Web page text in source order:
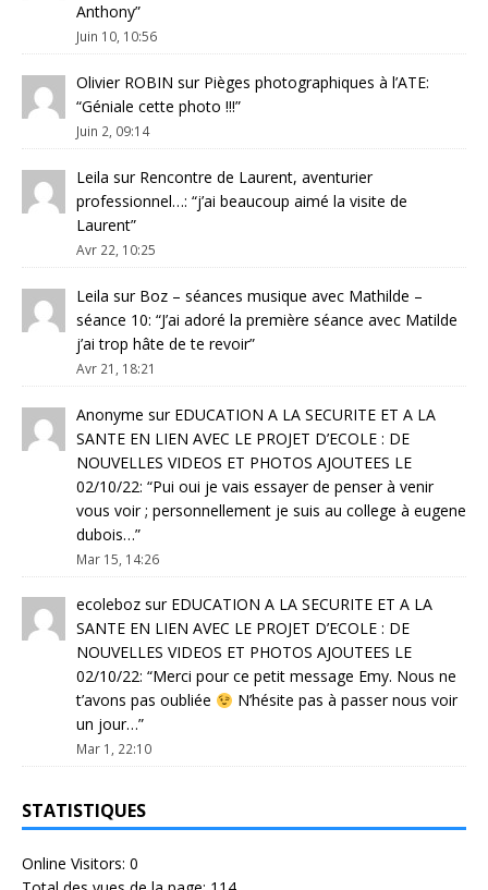
Anthony”
Juin 10, 10:56
Olivier ROBIN sur Pièges photographiques à l’ATE:
“Géniale cette photo !!!”
Juin 2, 09:14
Leila sur Rencontre de Laurent, aventurier
professionnel…: “j’ai beaucoup aimé la visite de
Laurent”
Avr 22, 10:25
Leila sur Boz – séances musique avec Mathilde –
séance 10: “J’ai adoré la première séance avec Matilde
j’ai trop hâte de te revoir”
Avr 21, 18:21
Anonyme sur EDUCATION A LA SECURITE ET A LA
SANTE EN LIEN AVEC LE PROJET D’ECOLE : DE
NOUVELLES VIDEOS ET PHOTOS AJOUTEES LE
02/10/22: “Pui oui je vais essayer de penser à venir
vous voir ; personnellement je suis au college à eugene
dubois…”
Mar 15, 14:26
ecoleboz sur EDUCATION A LA SECURITE ET A LA
SANTE EN LIEN AVEC LE PROJET D’ECOLE : DE
NOUVELLES VIDEOS ET PHOTOS AJOUTEES LE
02/10/22: “Merci pour ce petit message Emy. Nous ne
t’avons pas oubliée
N’hésite pas à passer nous voir
un jour…”
Mar 1, 22:10
STATISTIQUES
Online Visitors: 0